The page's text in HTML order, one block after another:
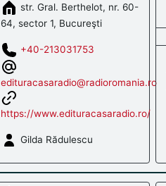
str. Gral. Berthelot, nr. 60-
64, sector 1, Bucureşti
+40-213031753
edituracasaradio@radioromania.ro
https://www.edituracasaradio.ro/
Gilda Rădulescu